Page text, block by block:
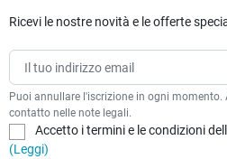
Ricevi le nostre novità e le offerte
Puoi annullare l'iscrizione in ogni momento.
contatto nelle note legali.
Accetto i termini e le condizioni
(Leggi)